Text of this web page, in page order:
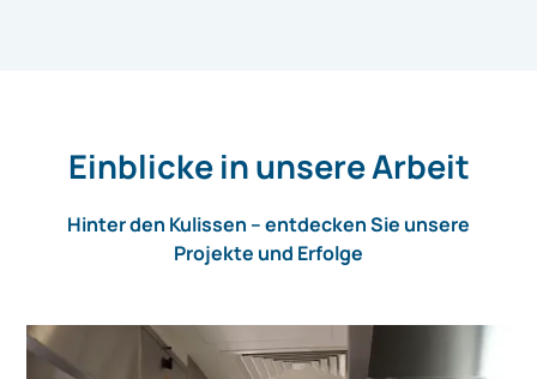
Einblicke in unsere Arbeit
Hinter den Kulissen – entdecken Sie unsere
Projekte und Erfolge